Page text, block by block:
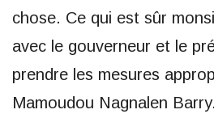
chose. Ce qui est sûr
avec le gouverneur et le
prendre les mesures
Mamoudou Nagnalen Barry.